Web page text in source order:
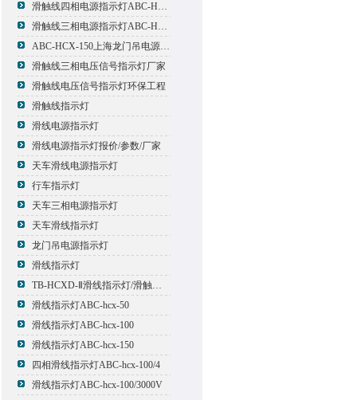
滑触线四相电源指示灯ABC-HCX-100/4
滑触线三相电源指示灯ABC-HCX-100
ABC-HCX-150上海龙门吊电源指示灯
滑触线三相电压信号指示灯厂家
滑触线电压信号指示灯环保工程
滑触线指示灯
滑线电源指示灯
滑线电源指示灯报价/参数/厂家
天车滑线电源指示灯
行车指示灯
天车三相电源指示灯
天车滑线指示灯
龙门吊电源指示灯
滑线指示灯
TB-HCXD-Ⅱ滑线指示灯/滑触线指示灯
滑线指示灯ABC-hcx-50
滑线指示灯ABC-hcx-100
滑线指示灯ABC-hcx-150
四相滑线指示灯ABC-hcx-100/4
滑线指示灯ABC-hcx-100/3000V